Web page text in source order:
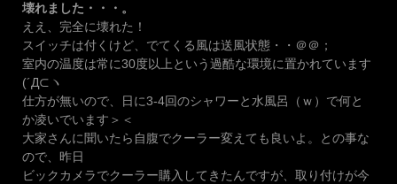
壊れました・・・。
ええ、完全に壊れた！
スイッチは付くけど、でてくる風は送風状態・・＠＠；
室内の温度は常に30度以上という過酷な環境に置かれています
(´Д⊂ヽ
仕方が無いので、日に3-4回のシャワーと水風呂（ｗ）で何と
か凌いでいます＞＜
大家さんに聞いたら自腹でクーラー変えても良いよ。との事な
ので、昨日
ビックカメラでクーラー購入してきたんですが、取り付けが今